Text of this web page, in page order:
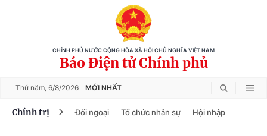
CHÍNH PHỦ NƯỚC CỘNG HÒA XÃ HỘI CHỦ NGHĨA VIỆT NAM
Báo Điện tử Chính phủ
Thứ năm, 6/8/2026 MỚI NHẤT
Chính trị Đối ngoại Tổ chức nhân sự Hội nhập